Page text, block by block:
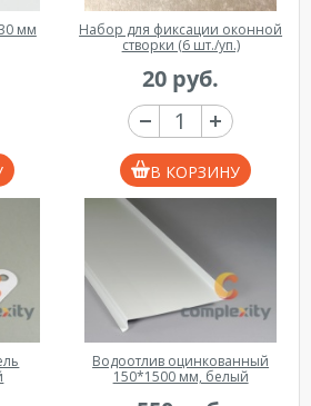
мм
Набор для фиксации оконной
створки (6 шт./уп.)
20 руб.
В КОРЗИНУ
Водоотлив оцинкованный
150*1500 мм, белый